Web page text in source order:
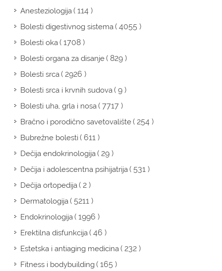
Anesteziologija( 114 )
Bolesti digestivnog sistema( 4055 )
Bolesti oka( 1708 )
Bolesti organa za disanje( 829 )
Bolesti srca( 2926 )
Bolesti srca i krvnih sudova( 9 )
Bolesti uha, grla i nosa( 7717 )
Bračno i porodično savetovalište( 254 )
Bubrežne bolesti( 611 )
Dečija endokrinologija( 29 )
Dečija i adolescentna psihijatrija( 531 )
Dečija ortopedija( 2 )
Dermatologija( 5211 )
Endokrinologija( 1996 )
Erektilna disfunkcija( 46 )
Estetska i antiaging medicina( 232 )
Fitness i bodybuilding( 165 )